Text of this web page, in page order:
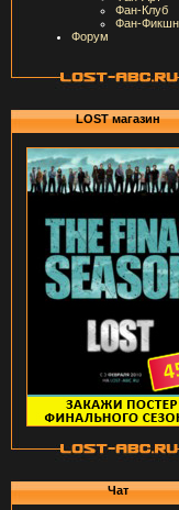
Фан-Клуб
Фан-Фикшн
Форум
LOST магазин
Чат